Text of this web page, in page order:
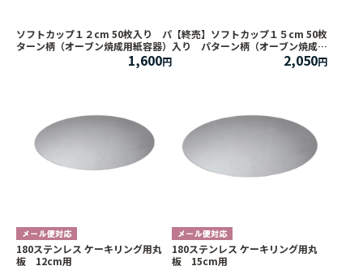
ソフトカップ１２cm 50枚入り パ
ターン柄（オーブン焼成用紙容器）
1,600
【終売】ソフトカップ１５cm 50枚
入り パターン柄（オーブン焼成用
2,050
180ステンレス ケーキリング用丸
板 12cm用
180ステンレス ケーキリング用丸
板 15cm用